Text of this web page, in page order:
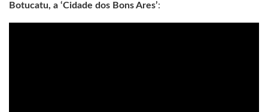
Botucatu, a ‘Cidade dos Bons Ares’: